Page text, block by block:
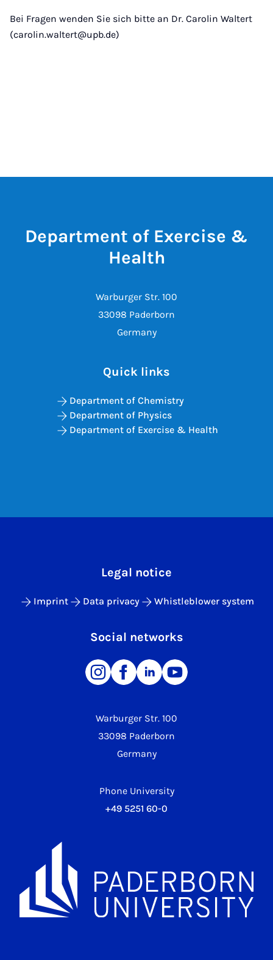
Bei Fragen wenden Sie sich bitte an Dr. Carolin Waltert
(carolin.waltert@upb.de)
Department of Exercise &
Health
Warburger Str. 100
33098 Paderborn
Germany
Quick links
Department of Chemistry
Department of Physics
Department of Exercise & Health
Warburger Str. 100
33098 Paderborn
Germany
Phone University
+49 5251 60-0
Legal notice
Imprint Data privacy Whistleblower system
Social networks